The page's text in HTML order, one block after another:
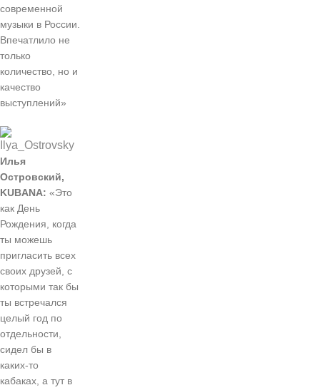
современной
музыки в России.
Впечатлило не
только
количество, но и
качество
выступлений»
Илья
Островский,
KUBANA: «Это
как День
Рождения, когда
ты можешь
пригласить всех
своих друзей, с
которыми так бы
ты встречался
целый год по
отдельности,
сидел бы в
каких-то
кабаках, а тут в